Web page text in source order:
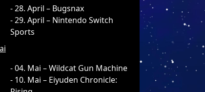
28. April – Bugsnax
29. April – Nintendo Switch
Sports
04. Mai – Wildcat Gun Machine
10. Mai – Eiyuden Chronicle: